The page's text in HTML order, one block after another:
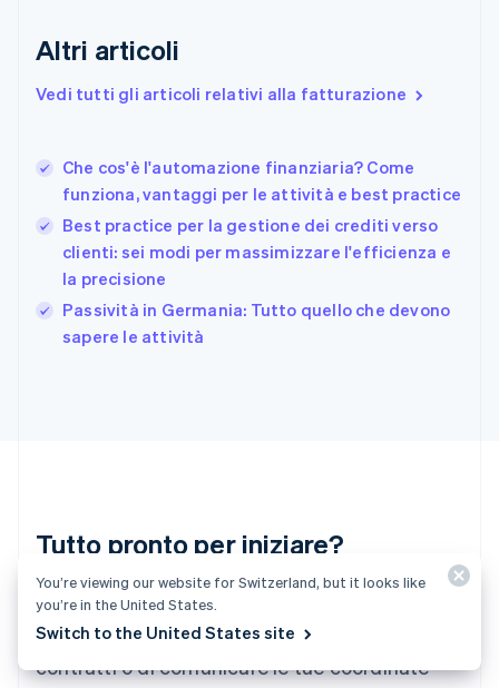
Altri articoli
Vedi tutti gli articoli relativi alla fatturazione
Che cos'è l'automazione finanziaria? Come
funziona, vantaggi per le attività e best practice
Best practice per la gestione dei crediti verso
clienti: sei modi per massimizzare l'efficienza e
la precisione
Passività in Germania: Tutto quello che devono
sapere le attività
Tutto pronto per iniziare?
Crea un account e inizia ad accettare
pagamenti senza la necessità di stipulare
contratti o di comunicare le tue coordinate
EnglishSvenska
FrançaisEnglish
Giappone
日本語English
English
Grecia
English
India
Irlanda
English
Lussemburgo
Français DeutschEnglish
Malaysia
English 简体中文
Malta
You’re viewing our website for Switzerland, but it looks like
you’re in the United States.
Switch to the United States site